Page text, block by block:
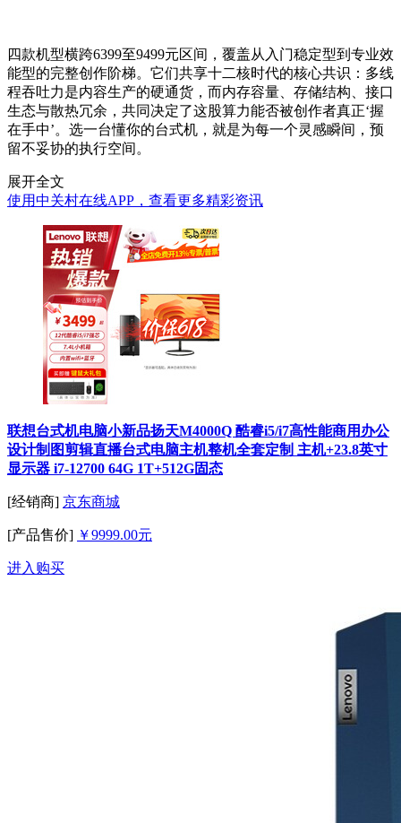
四款机型横跨6399至9499元区间，覆盖从入门稳定型到专业效
能型的完整创作阶梯。它们共享十二核时代的核心共识：多线
程吞吐力是内容生产的硬通货，而内存容量、存储结构、接口
生态与散热冗余，共同决定了这股算力能否被创作者真正‘握
在手中’。选一台懂你的台式机，就是为每一个灵感瞬间，预
留不妥协的执行空间。
展开全文
使用中关村在线APP，查看更多精彩资讯
联想台式机电脑小新品扬天M4000Q 酷睿i5/i7高性能商用办公
设计制图剪辑直播台式电脑主机整机全套定制 主机+23.8英寸
显示器 i7-12700 64G 1T+512G固态
[经销商] 京东商城
[产品售价] ￥9999.00元
进入购买